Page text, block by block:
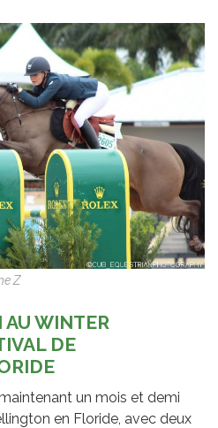
Z
AU WINTER
DE
un mois et demi
en Floride, avec deux